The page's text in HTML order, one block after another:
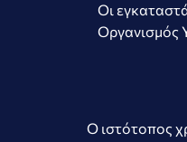
Οι
Οργανισμός
Copyright © 2026
Ο ιστότοπος